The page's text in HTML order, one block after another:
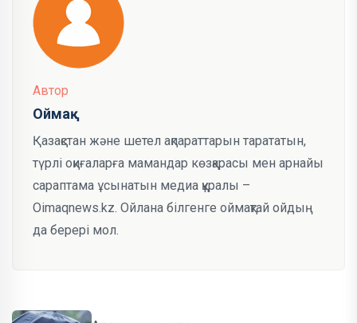
Автор
Оймақ
Қазақстан және шетел ақпараттарын тарататын,
түрлі оқиғаларға мамандар көзқарасы мен арнайы
сараптама ұсынатын медиа құралы –
Oimaqnews.kz. Ойлана білгенге оймақтай ойдың
да берері мол.